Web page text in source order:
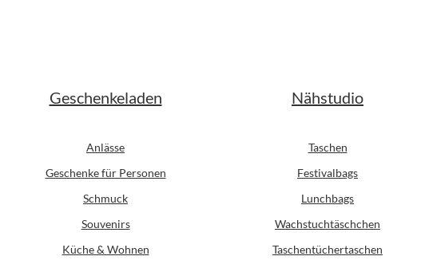
Geschenkeladen
Anlässe
Geschenke für Personen
Schmuck
Souvenirs
Küche & Wohnen
Nähstudio
Taschen
Festivalbags
Lunchbags
Wachstuchtäschchen
Taschentüchertaschen